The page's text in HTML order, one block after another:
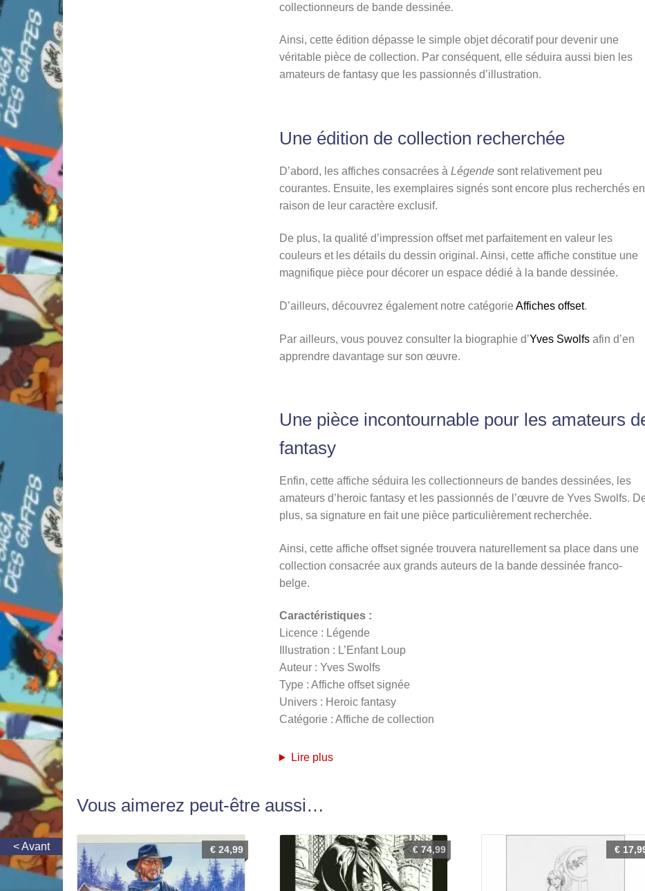
collectionneurs de bande dessinée.
Ainsi, cette édition dépasse le simple objet décoratif pour devenir une
véritable pièce de collection. Par conséquent, elle séduira aussi bien les
amateurs de fantasy que les passionnés d’illustration.
Une édition de collection recherchée
D’abord, les affiches consacrées à Légendesont relativement peu
courantes. Ensuite, les exemplaires signés sont encore plus recherchés en
raison de leur caractère exclusif.
De plus, la qualité d’impression offset met parfaitement en valeur les
couleurs et les détails du dessin original. Ainsi, cette affiche constitue une
magnifique pièce pour décorer un espace dédié à la bande dessinée.
D’ailleurs, découvrez également notre catégorie Affiches offset.
Par ailleurs, vous pouvez consulter la biographie d’Yves Swolfsafin d’en
apprendre davantage sur son œuvre.
Une pièce incontournable pour les amateurs
fantasy
Enfin, cette affiche séduira les collectionneurs de bandes dessinées, les
amateurs d’heroic fantasy et les passionnés de l’œuvre de Yves Swolfs.
plus, sa signature en fait une pièce particulièrement recherchée.
Ainsi, cette affiche offset signée trouvera naturellement sa place dans une
collection consacrée aux grands auteurs de la bande dessinée franco-
belge.
Caractéristiques :
Licence : Légende
Illustration : L’Enfant Loup
Auteur : Yves Swolfs
Type : Affiche offset signée
Univers : Heroic fantasy
Catégorie : Affiche de collection
Lire plus
Vous aimerez peut-être aussi…
€24,99 €74,99 €